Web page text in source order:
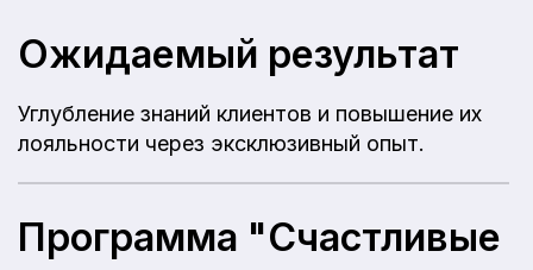
Ожидаемый результат
Углубление знаний клиентов и повышение их
лояльности через эксклюзивный опыт.
Программа "Счастливые